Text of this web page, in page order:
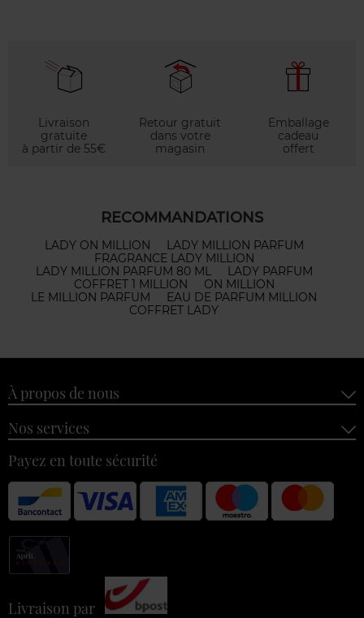
Livraison
gratuite
à partir de 55€
Retour gratuit
dans votre
magasin
Emballage
cadeau
offert
RECOMMANDATIONS
LADY ON MILLION
LADY MILLION PARFUM
FRAGRANCE LADY MILLION
LADY MILLION PARFUM 80 ML
LADY PARFUM
COFFRET 1 MILLION
ON MILLION
LE MILLION PARFUM
EAU DE PARFUM MILLION
COFFRET LADY
À propos de nous
Nos services
Payez en toute sécurité
Livraison par